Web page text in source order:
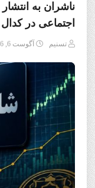
ناشران به
اجتماعی در
تسنیم آگوست 6, 2026